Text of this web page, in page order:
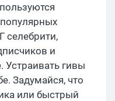
селебрити,
и
Устраивать гивы
Задумайся, что
или быстрый